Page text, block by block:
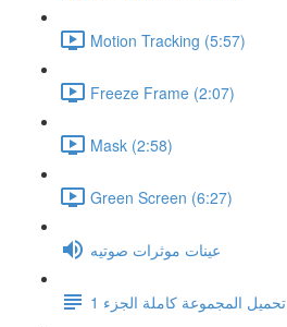
Motion Tracking (5:57)
Freeze Frame (2:07)
Mask (2:58)
Green Screen (6:27)
عينات موثرات صوتيه
تحميل المجموعة كاملة الجزء 1